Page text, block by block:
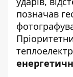
позначав